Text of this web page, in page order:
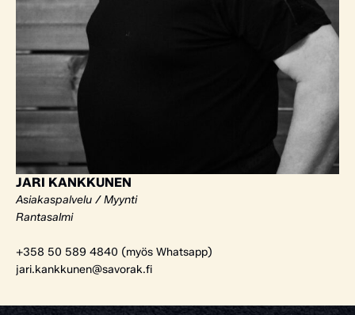
JARI KANKKUNEN
Asiakaspalvelu / Myynti
Rantasalmi
+358 50 589 4840 (myös Whatsapp)
jari.kankkunen@savorak.fi